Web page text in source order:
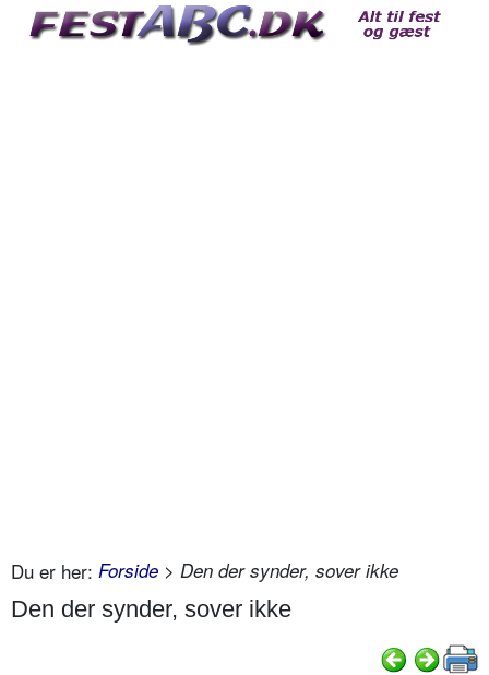
Du er her: Forside > Den der synder, sover ikke
Den der synder, sover ikke